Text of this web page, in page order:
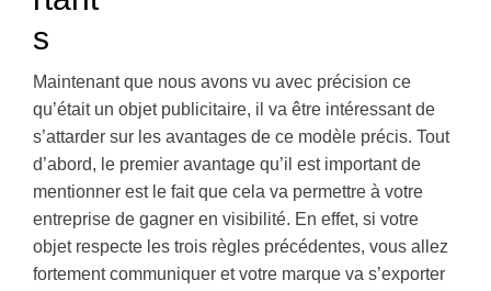
s
Maintenant que nous avons vu avec précision ce
qu’était un objet publicitaire, il va être intéressant de
s’attarder sur les avantages de ce modèle précis. Tout
d’abord, le premier avantage qu’il est important de
mentionner est le fait que cela va permettre à votre
entreprise de gagner en visibilité. En effet, si votre
objet respecte les trois règles précédentes, vous allez
fortement communiquer et votre marque va s’exporter